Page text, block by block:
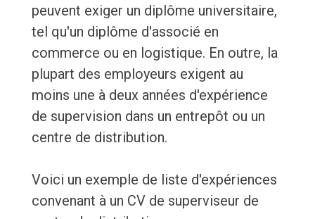
peuvent exiger un diplôme universitaire,
tel qu'un diplôme d'associé en
commerce ou en logistique. En outre, la
plupart des employeurs exigent au
moins une à deux années d'expérience
de supervision dans un entrepôt ou un
centre de distribution.
Voici un exemple de liste d'expériences
convenant à un CV de superviseur de